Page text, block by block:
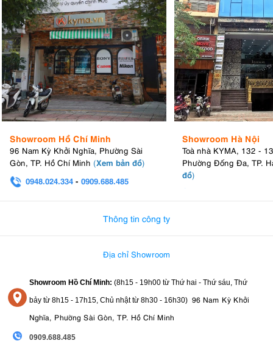
Showroom Hồ Chí Minh
96 Nam Kỳ Khởi Nghĩa, Phường Sài
Gòn, TP. Hồ Chí Minh (Xem bản đồ)
0948.024.334 - 0909.688.485
Showroom Hà Nội
Toà nhà KYMA, 132 -
Phường Đống Đa, TP.
đồ)
Thông tin công ty
Địa chỉ Showroom
Showroom Hồ Chí Minh: (8h15 - 19h00 từ Thứ hai - Thứ sáu, Thứ
bảy từ 8h15 - 17h15, Chủ nhật từ 8h30 - 16h30) 96 Nam Kỳ Khởi
Nghĩa, Phường Sài Gòn, TP. Hồ Chí Minh
0909.688.485